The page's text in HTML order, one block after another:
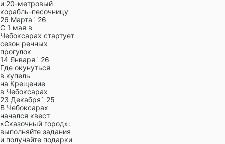
и 20-метровый
корабль-песочницу
26 Марта` 26
С 1 мая в
Чебоксарах стартует
сезон речных
прогулок
14 Января` 26
Где окунуться
в купель
на Крещение
в Чебоксарах
23 Декабря` 25
В Чебоксарах
начался квест
«Сказочный город»:
выполняйте задания
и получайте подарки